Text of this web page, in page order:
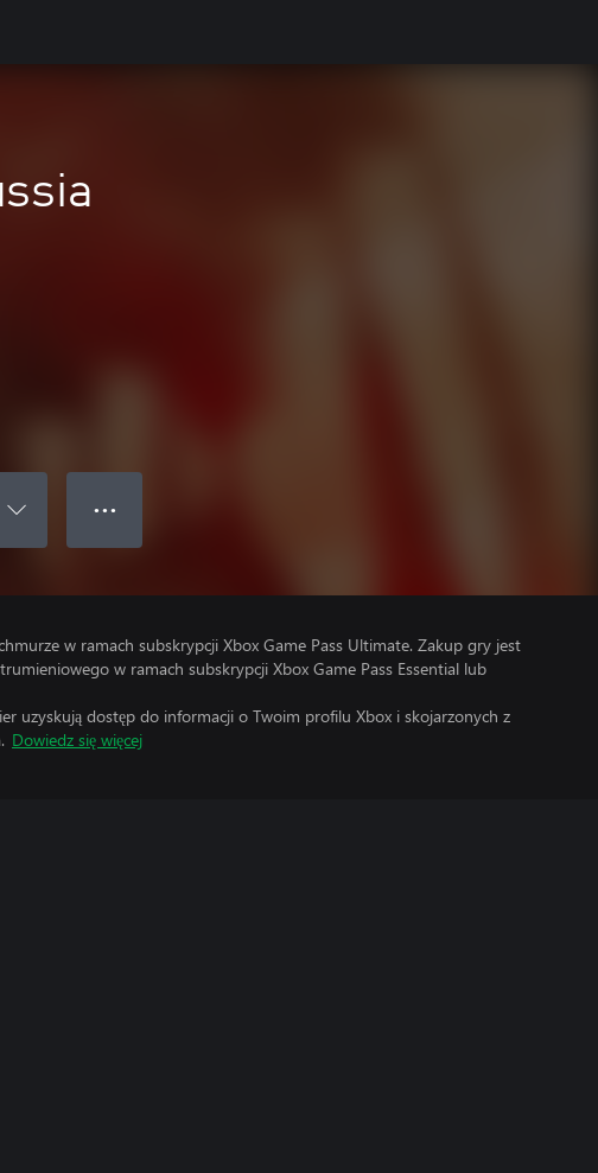
● ● ●
w ramach subskrypcji Xbox Game Pass Ultimate. Zakup gry jest
w ramach subskrypcji Xbox Game Pass Essential lub
uzyskują dostęp do informacji o Twoim profilu Xbox i skojarzonych z
Dowiedz się więcej